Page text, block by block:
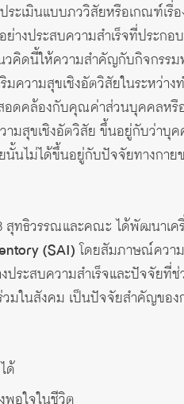
ะเมินแบบภววิสัยหรือเกณฑ์เรื่
างประสบความสำเร็จที่ประก
คิดนี้ให้ความสำคัญกับกิจกรรม
ความสุขเชิงอัตวิสัยในระหว่าง
อดคล้องกับคุณค่าส่วนบุคคลหรื
มสุขเชิงอัตวิสัย ขึ้นอยู่กับว่าบุ
นไม่ได้ขึ้นอยู่กับปัจจัยทางกาย
สุทธิวรรณและคณะ ได้พัฒนาเ
(SAI)โดยสัมภาษณ์ควา
ระสบความสำเร็จและปัจจัยที่
ในสังคม เป็นปัจจัยสำคัญของ
ด้